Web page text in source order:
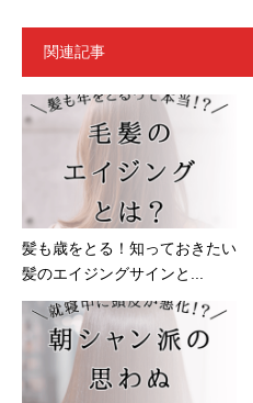
関連記事
髪も歳をとる！知っておきたい
髪のエイジングサインと...